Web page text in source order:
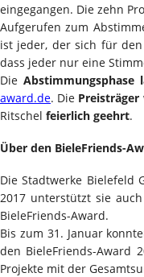
eingegangen. Die zehn
Aufgerufen zum
ist jeder, der sich für
dass jeder nur eine
Die Abstimmungsphase
award.de. Die Preisträger
Ritschel feierlich geehrt.
Über den BieleFriends-
Die Stadtwerke Bielefeld
2017 unterstützt sie
BieleFriends-Award.
Bis zum 31. Januar
den BieleFriends-Award
Projekte mit der